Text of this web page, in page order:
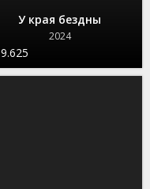
У края бездны
2024
9.625